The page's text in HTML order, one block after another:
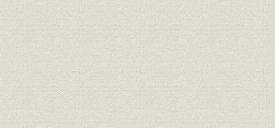
電話 ピンク電話数の推移
昭和33年
年度(1962
電話;電報 赤電話の電報取扱数
昭和32年
年度(1962
電話 赤電話利用状況(1電話1日平均)
昭和33年
年度(1962